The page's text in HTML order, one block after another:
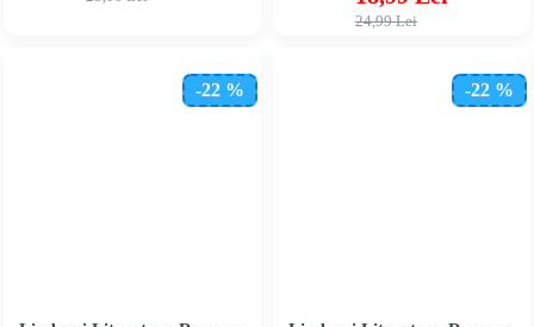
24,99 Lei
-22 % -22 %